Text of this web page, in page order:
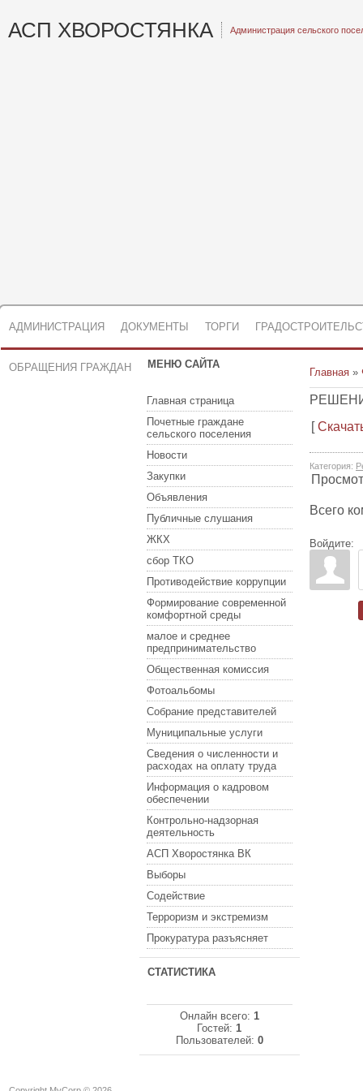
АСП ХВОРОСТЯНКА Администрация сельского
АДМИНИСТРАЦИЯ ДОКУМЕНТЫ ТОРГИ
ОБРАЩЕНИЯ ГРАЖДАН МЕНЮ САЙТА
Главная страница
Почетные граждане
сельского поселения
Новости
Закупки
Объявления
Публичные слушания
ЖКХ
сбор ТКО
Противодействие коррупции
Формирование современной
комфортной среды
малое и среднее
предпринимательство
Общественная комиссия
Фотоальбомы
Собрание представителей
Муниципальные услуги
Сведения о численности и
расходах на оплату труда
Информация о кадровом
обеспечении
Контрольно-надзорная
деятельность
АСП Хворостянка ВК
Выборы
Содействие
Терроризм и экстремизм
Прокуратура разъясняет
СТАТИСТИКА
Онлайн всего: 1
Гостей:1
Пользователей: 0
Главная »
[
Категория:
Всего
Войдите: